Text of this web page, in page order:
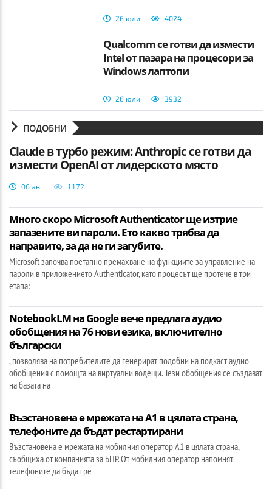
26 юли 4024
Qualcomm се готви да измести
Intel от пазара на процесори за
Windows лаптопи
26 юли 3932
ПОДОБНИ
Claude в турбо режим: Anthropic се готви да
измести OpenAI от лидерското място
06 авг 1172
Много скоро Microsoft Authenticator ще изтрие
запазените ви пароли. Ето какво трябва да
направите, за да не ги загубите.
Microsoft започва поетапно премахване на функциите за управление на
пароли в приложението Authenticator, като процесът ще протече в три
етапа:
NotebookLM на Google вече предлага аудио
обобщения на 76 нови езика, включително
български
, позволява на потребителите да генерират подобни на подкаст аудио
обобщения с помощта на виртуални водещи. Тези обобщения се създават
на базата на
Възстановена е мрежата на А1 в цялата страна,
телефоните да бъдат рестартирани
Възстановена е мрежата на мобилния оператор А1 в цялата страна,
съобщиха от компанията за БНР. От мобилния оператор напомнят
телефоните да бъдат ре